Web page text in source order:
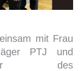
mit Frau
PTJ und
des